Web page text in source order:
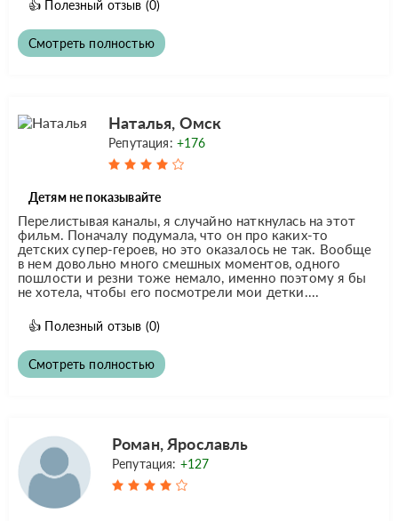
👍 Полезный отзыв (0)
Смотреть полностью
Наталья, Омск
Репутация: +176
Детям не показывайте
Перелистывая каналы, я случайно наткнулась на этот
фильм. Поначалу подумала, что он про каких-то
детских супер-героев, но это оказалось не так. Вообще
в нем довольно много смешных моментов, одного
пошлости и резни тоже немало, именно поэтому я бы
не хотела, чтобы его посмотрели мои детки....
👍 Полезный отзыв (0)
Смотреть полностью
Роман, Ярославль
Репутация: +127